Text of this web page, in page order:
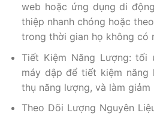
web hoặc ứng dụng di
thiệp nhanh chóng hoặc
trong thời gian họ không có
Tiết Kiệm Năng Lượng: tối
máy dập để tiết kiệm năng
thụ năng lượng, và làm giảm
Theo Dõi Lượng Nguyên